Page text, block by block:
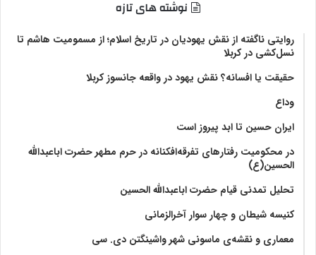
نوشته های تازه
روایتی ناگفته از نقش یهودیان در تاریخ اسلام؛ از مسمومیت هاشم تا
نسل‌کشی در کربلا
حقیقت یا افسانه؟‌ نقش یهود در واقعه جانسوز کربلا
وداع
ایران حسین تا ابد پیروز است
در محکومیت رفتارهای تفرقه‌افکنانه در حرم مطهر حضرت اباعبدالله
الحسین(ع)
تحلیل تمدنی قیام حضرت اباعبدالله الحسین
کنیسه شیطان و چهار سوار آخرالزمانی
معماری و نقشه‌ی ماسونی شهر واشينگتن دی. سی